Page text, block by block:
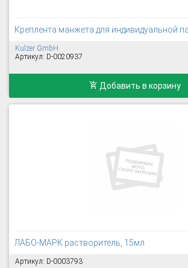
Креплента манжета для индивидуальной
Kulzer GmbH
Артикул: D-0020937
Добавить в корзину
ЛАБО-МАРК растворитель, 15мл
Артикул: D-0003793